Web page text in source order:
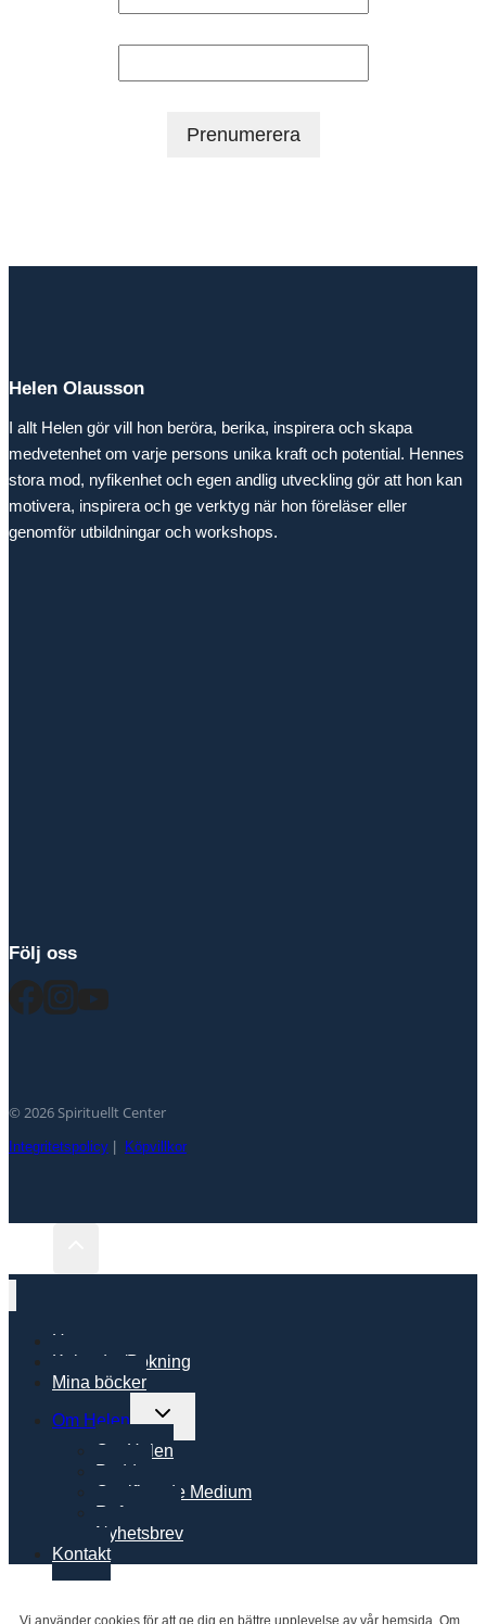
Helen Olausson
I allt Helen gör vill hon beröra, berika, inspirera och skapa
medvetenhet om varje persons unika kraft och potential. Hennes
stora mod, nyfikenhet och egen andlig utveckling gör att hon kan
motivera, inspirera och ge verktyg när hon föreläser eller
genomför utbildningar och workshops.
Följ oss
© 2026 Spirituellt Center
Integritetspolicy | Köpvillkor
Hem
Kalender/Bokning
Mina böcker
Om Helen
Toggle
menu
Om Helen
Poddar
Certifierade Medium
Referenser
Nyhetsbrev
Kontakt
Vi använder cookies för att ge dig en bättre upplevelse av vår hemsida. Om